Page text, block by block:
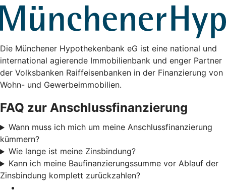
Die Münchener Hypothekenbank eG ist eine national und
international agierende Immobilienbank und enger Partner
der Volksbanken Raiffeisenbanken in der Finanzierung von
Wohn- und Gewerbeimmobilien.
FAQ zur Anschlussfinanzierung
Wann muss ich mich um meine Anschlussfinanzierung
kümmern?
Wie lange ist meine Zinsbindung?
Kann ich meine Baufinanzierungssumme vor Ablauf der
Zinsbindung komplett zurückzahlen?